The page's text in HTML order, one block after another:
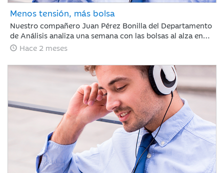
Menos tensión, más bolsa
Nuestro compañero Juan Pérez Bonilla del Departamento
de Análisis analiza una semana con las bolsas al alza en
Europa y Japón, tras asimilar los resultados récord de
principio de acuerdo entre EE. UU. e Irán, lo que relaja las
curvas de renta fija. Para los próximos días, el foco estará
en la evolución diplomática y los datos clave de inflación
en Europa y EE. UU.
Hace 2 meses